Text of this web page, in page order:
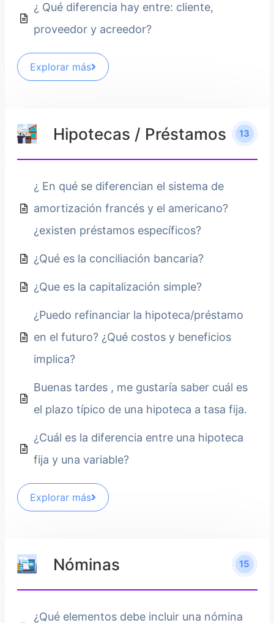
¿ Qué diferencia hay entre: cliente,
proveedor y acreedor?
Explorar más
Hipotecas / Préstamos 13
¿ En qué se diferencian el sistema de
amortización francés y el americano?
¿existen préstamos específicos?
¿Qué es la conciliación bancaria?
¿Que es la capitalización simple?
¿Puedo refinanciar la hipoteca/préstamo
en el futuro? ¿Qué costos y beneficios
implica?
Buenas tardes , me gustaría saber cuál es
el plazo típico de una hipoteca a tasa fija.
¿Cuál es la diferencia entre una hipoteca
fija y una variable?
Explorar más
Nóminas 15
¿Qué elementos debe incluir una nómina